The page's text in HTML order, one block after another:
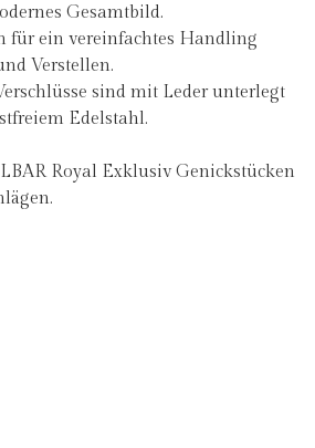
Gesamtbild.
für ein vereinfachtes Handling
Verstellen.
sind mit Leder unterlegt
Edelstahl.
Royal Exklusiv Genickstücken